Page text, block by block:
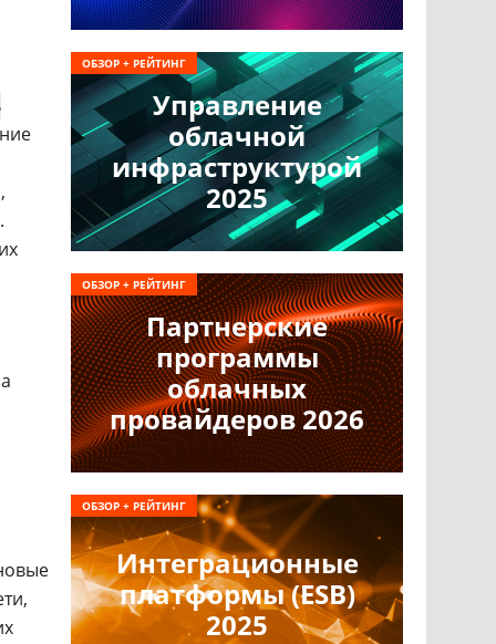
Управление
облачной
инфраструктурой
2025
ОБЗОР + РЕЙТИНГ
Партнерские
программы
облачных
провайдеров 2026
ОБЗОР + РЕЙТИНГ
Интеграционные
платформы (ESB)
2025
ОБЗОР + РЕЙТИНГ